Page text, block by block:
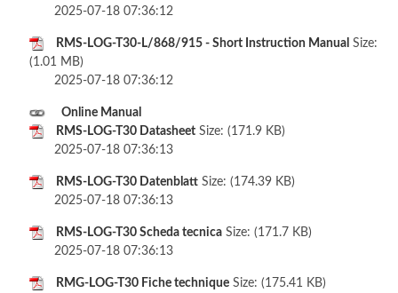
2025-07-18 07:36:12
RMS-LOG-T30-L/868/915 - Short Instruction Manual Size:
(1.01 MB)
2025-07-18 07:36:12
Online Manual
RMS-LOG-T30 Datasheet Size: (171.9 KB)
2025-07-18 07:36:13
RMS-LOG-T30 Datenblatt Size: (174.39 KB)
2025-07-18 07:36:13
RMS-LOG-T30 Scheda tecnica Size: (171.7 KB)
2025-07-18 07:36:13
RMG-LOG-T30 Fiche technique Size: (175.41 KB)